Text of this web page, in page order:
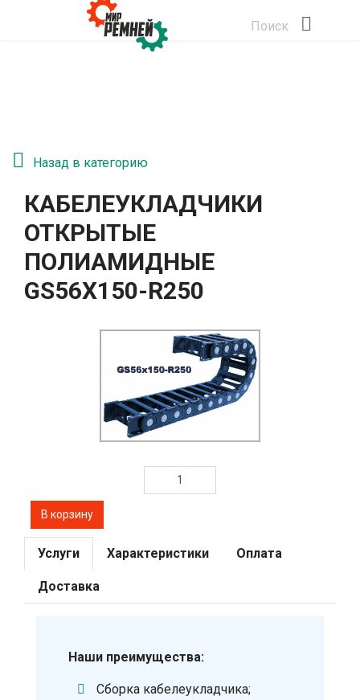
Поиск
Назад в категорию
КАБЕЛЕУКЛАДЧИКИ
ОТКРЫТЫЕ
ПОЛИАМИДНЫЕ
GS56Х150-R250
Услуги Характеристики Оплата
Доставка
Наши преимущества:
Сборка кабелеукладчика;